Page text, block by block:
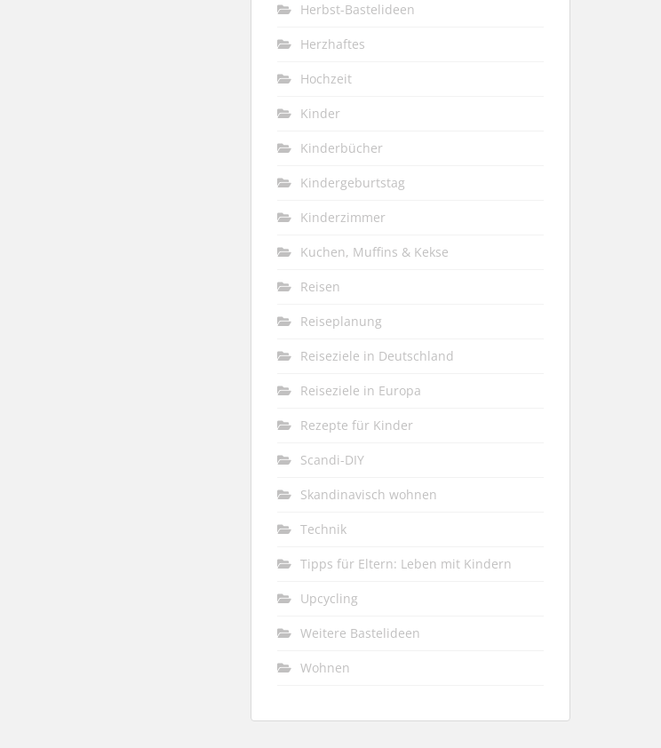
Herbst-Bastelideen
Herzhaftes
Hochzeit
Kinder
Kinderbücher
Kindergeburtstag
Kinderzimmer
Kuchen, Muffins & Kekse
Reisen
Reiseplanung
Reiseziele in Deutschland
Reiseziele in Europa
Rezepte für Kinder
Scandi-DIY
Skandinavisch wohnen
Technik
Tipps für Eltern: Leben mit Kindern
Upcycling
Weitere Bastelideen
Wohnen